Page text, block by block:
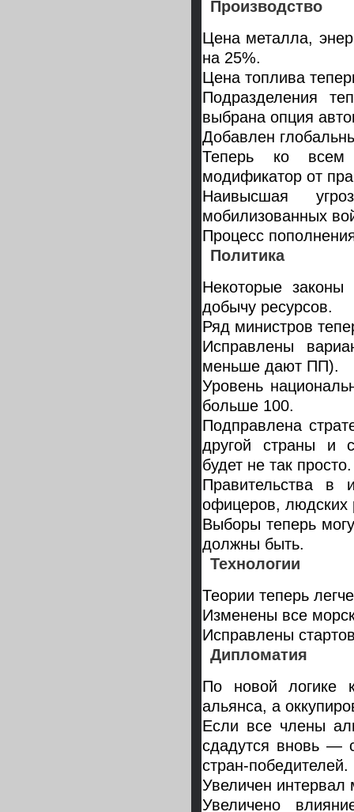
Производство
Цена металла,
на 25%.
Цена топлива
Подразделения
выбрана опция
Добавлен
Теперь ко всем
модификатор от
Наивысшая
мобилизованных
Процесс
Политика
Некоторые
добычу ресурсов.
Ряд министров
Исправлены
меньше дают ПП).
Уровень
больше 100.
Подправлена
другой страны и
будет не так просто.
Правительства в
офицеров, людских
Выборы теперь
должны быть.
Технологии
Теории теперь
Изменены все
Исправлены
Дипломатия
По новой логике
альянса, а
Если все члены
сдадутся вновь —
стран-победителей.
Увеличен
Увеличено